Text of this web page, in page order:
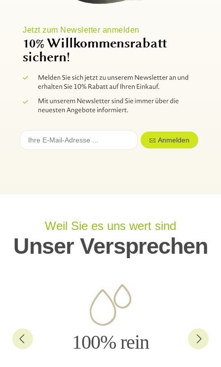
Jetzt zum Newsletter anmelden
10% Willkommensrabatt
sichern!
Anmelden
Weil Sie es uns wert sind
Unser Versprechen
100% rein